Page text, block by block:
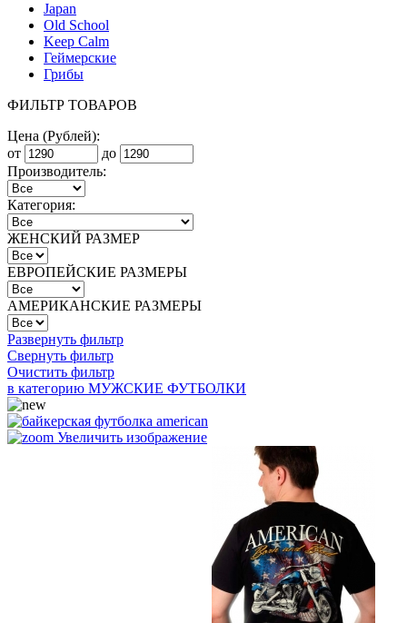
Japan
Old School
Keep Calm
Геймерские
Грибы
ФИЛЬТР ТОВАРОВ
Цена (Рублей):
от
до
Производитель:
Категория:
ЖЕНСКИЙ РАЗМЕР
ЕВРОПЕЙСКИЕ РАЗМЕРЫ
АМЕРИКАНСКИЕ РАЗМЕРЫ
Развернуть фильтр
Свернуть фильтр
Очистить фильтр
в категорию МУЖСКИЕ ФУТБОЛКИ
Увеличить изображение